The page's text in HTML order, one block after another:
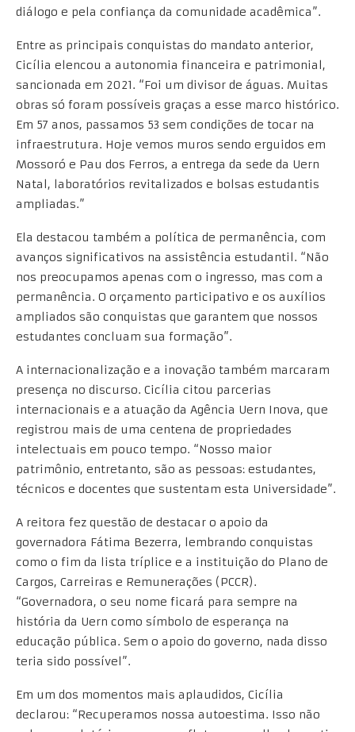
diálogo e pela confiança da comunidade acadêmica”.
Entre as principais conquistas do mandato anterior,
Cicília elencou a autonomia financeira e patrimonial,
sancionada em 2021. “Foi um divisor de águas. Muitas
obras só foram possíveis graças a esse marco histórico.
Em 57 anos, passamos 53 sem condições de tocar na
infraestrutura. Hoje vemos muros sendo erguidos em
Mossoró e Pau dos Ferros, a entrega da sede da Uern
Natal, laboratórios revitalizados e bolsas estudantis
ampliadas.”
Ela destacou também a política de permanência, com
avanços significativos na assistência estudantil. “Não
nos preocupamos apenas com o ingresso, mas com a
permanência. O orçamento participativo e os auxílios
ampliados são conquistas que garantem que nossos
estudantes concluam sua formação”.
A internacionalização e a inovação também marcaram
presença no discurso. Cicília citou parcerias
internacionais e a atuação da Agência Uern Inova, que
registrou mais de uma centena de propriedades
intelectuais em pouco tempo. “Nosso maior
patrimônio, entretanto, são as pessoas: estudantes,
técnicos e docentes que sustentam esta Universidade”.
A reitora fez questão de destacar o apoio da
governadora Fátima Bezerra, lembrando conquistas
como o fim da lista tríplice e a instituição do Plano de
Cargos, Carreiras e Remunerações (PCCR).
“Governadora, o seu nome ficará para sempre na
história da Uern como símbolo de esperança na
educação pública. Sem o apoio do governo, nada disso
teria sido possível”.
Em um dos momentos mais aplaudidos, Cicília
declarou: “Recuperamos nossa autoestima. Isso não